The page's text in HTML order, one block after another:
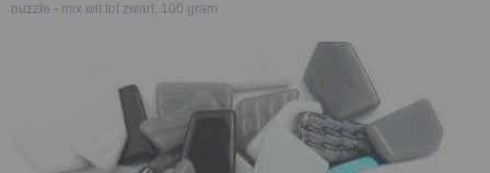
puzzle - mix wit tot zwart; 100 gram